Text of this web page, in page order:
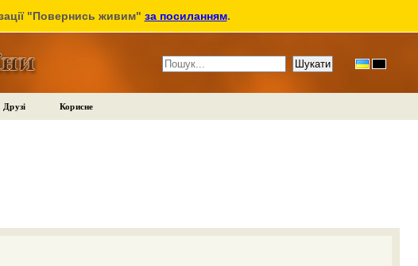
"Повернись живим" за посиланням.
Друзі Корисне